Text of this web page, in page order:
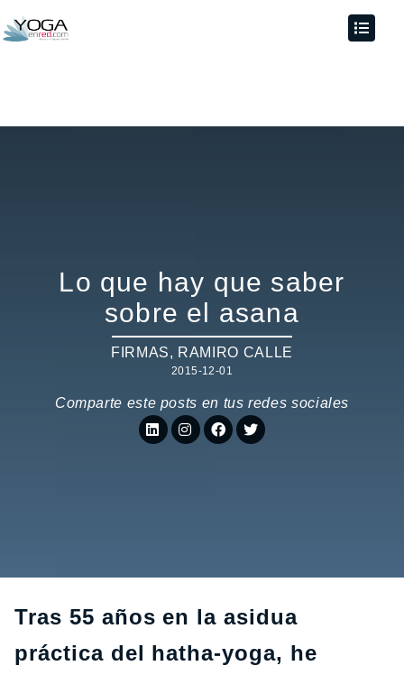
Lo que hay que saber
sobre el asana
FIRMAS, RAMIRO CALLE
2015-12-01
Comparte este posts en tus redes sociales
Tras 55 años en la asidua
práctica del hatha-yoga, he